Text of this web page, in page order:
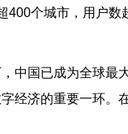
400个城市，用户数
中国已成为全球最
经济的重要一环。